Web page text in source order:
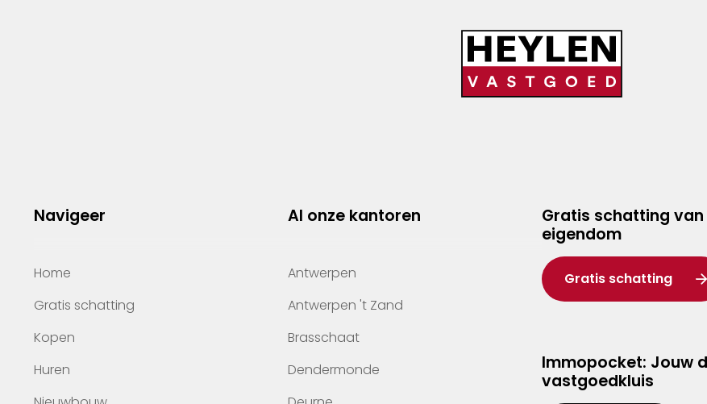
Navigeer
Home
Gratis schatting
Kopen
Huren
Al onze kantoren
Antwerpen
Antwerpen 't Zand
Brasschaat
Dendermonde
Gratis schatting van
eigendom
Gratis schatting
Immopocket: Jouw
vastgoedkluis